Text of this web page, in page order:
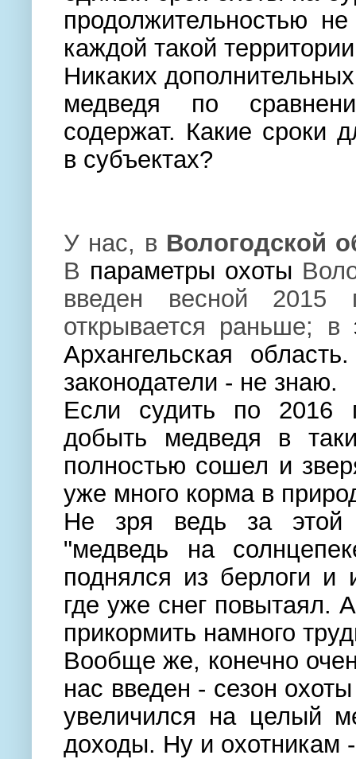
продолжительностью
каждой такой
Никаких
медведя по
содержат. Какие сроки
в субъектах?
У нас, в Вологодской
В параметры охоты
введен весной 2015
открывается раньше; в
Архангельская
законодатели - не знаю.
Если судить по 2016
добыть медведя в
полностью сошел и
уже много корма в
Не зря ведь за этой
"медведь на
поднялся из берлоги
где уже снег повытаял.
прикормить намного
Вообще же, конечно
нас введен - сезон
увеличился на целый
доходы. Ну и охотникам